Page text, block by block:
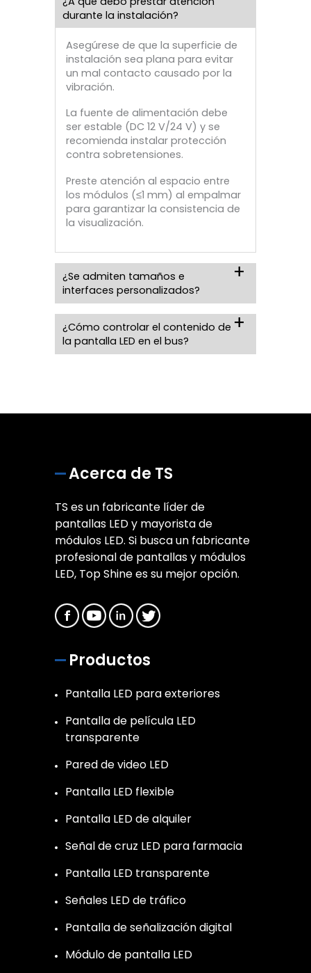
durante la instalación?
Asegúrese de que la superficie de
instalación sea plana para evitar
un mal contacto causado por la
vibración.
La fuente de alimentación debe
ser estable (DC 12 V/24 V) y se
recomienda instalar protección
contra sobretensiones.
Preste atención al espacio entre
los módulos (≤1 mm) al empalmar
para garantizar la consistencia de
la visualización.
¿Se admiten tamaños e
interfaces personalizados?
¿Cómo controlar el contenido de
la pantalla LED en el bus?
Acerca de TS
TS es un fabricante líder de
pantallas LED y mayorista de
módulos LED. Si busca un fabricante
profesional de pantallas y módulos
LED, Top Shine es su mejor opción.
Productos
Pantalla LED para exteriores
Pantalla de película LED
transparente
Pared de video LED
Pantalla LED flexible
Pantalla LED de alquiler
Señal de cruz LED para farmacia
Pantalla LED transparente
Señales LED de tráfico
Pantalla de señalización digital
Módulo de pantalla LED